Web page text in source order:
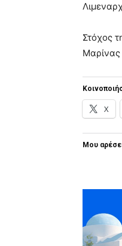
Στόχος
Μαρίνας
X
Μου